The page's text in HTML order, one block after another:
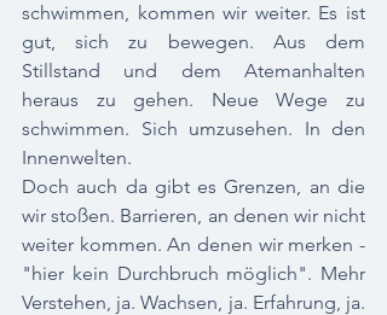
schwimmen, kommen wir weiter. Es ist
gut, sich zu bewegen. Aus dem
Stillstand und dem Atemanhalten
heraus zu gehen. Neue Wege zu
schwimmen. Sich umzusehen. In den
Innenwelten.
Doch auch da gibt es Grenzen, an die
wir stoßen. Barrieren, an denen wir nicht
weiter kommen. An denen wir merken -
"hier kein Durchbruch möglich". Mehr
Verstehen, ja. Wachsen, ja. Erfahrung, ja.